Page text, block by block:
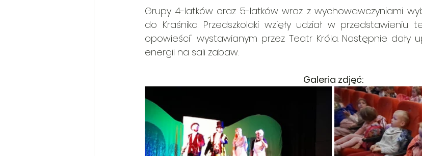
Grupy 4-latków oraz 5-latków wraz z wychowawczyniami
do Kraśnika. Przedszkolaki wzięły udział w przedstawieniu
opowieści" wystawianym przez Teatr Króla. Następnie dały
energii na sali zabaw.
Galeria zdjęć: